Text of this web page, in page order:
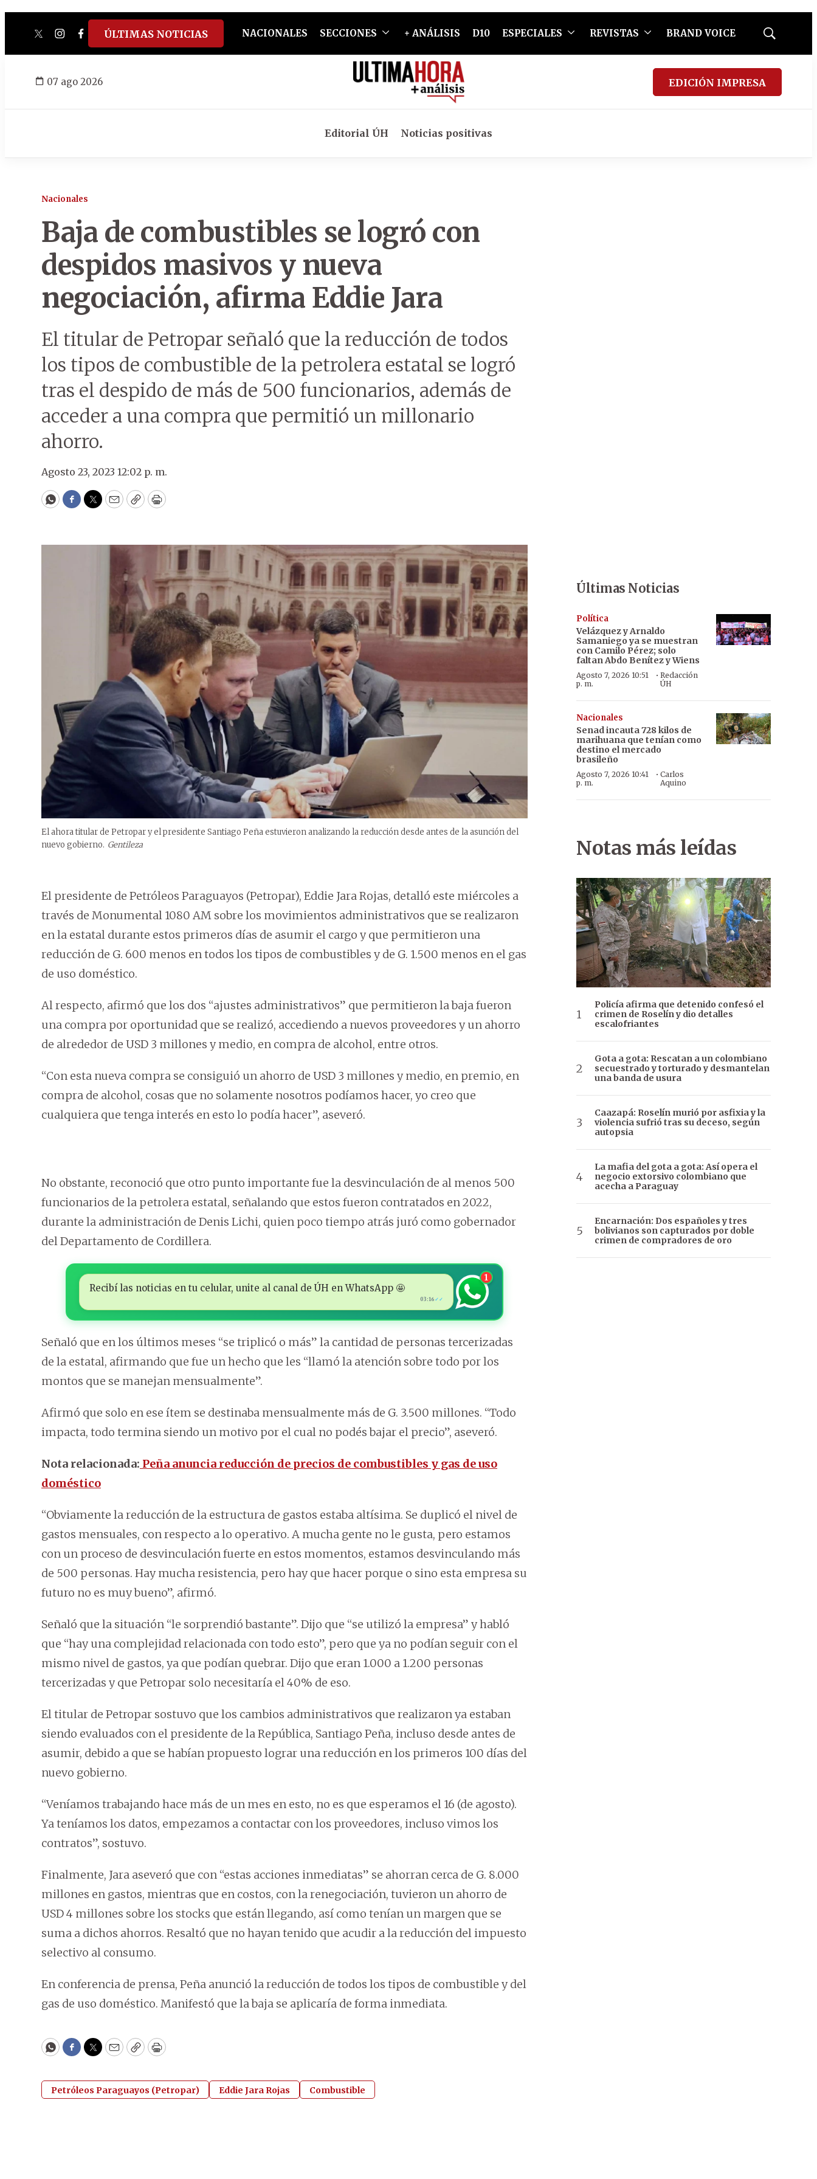
twitterinstagram
facebook
tiktokyoutube
spotify
ÚLTIMAS NOTICIAS NACIONALES SECCIONES + ANÁLISIS D10 ESPECIALES REVISTAS BRAND VOICE
Mostrar
07 ago 2026 EDICIÓN IMPRESA
Editorial ÚH Noticias positivas
Nacionales
Baja de combustibles se logró con
despidos masivos y nueva
negociación, afirma Eddie Jara
El titular de Petropar señaló que la reducción de todos
los tipos de combustible de la petrolera estatal se logró
tras el despido de más de 500 funcionarios, además de
acceder a una compra que permitió un millonario
ahorro.
Agosto 23, 2023 12:02 p. m.
WhatsApp
Facebook
Twitter
EmailCopyPrint
El ahora titular de Petropar y el presidente Santiago Peña estuvieron analizando la reducción desde antes de la asunción del
nuevo gobierno. Gentileza
El presidente de Petróleos Paraguayos (Petropar), Eddie Jara Rojas, detalló este miércoles a
través de Monumental 1080 AM sobre los movimientos administrativos que se realizaron
en la estatal durante estos primeros días de asumir el cargo y que permitieron una
reducción de G. 600 menos en todos los tipos de combustibles y de G. 1.500 menos en el gas
de uso doméstico.
Al respecto, afirmó que los dos “ajustes administrativos” que permitieron la baja fueron
una compra por oportunidad que se realizó, accediendo a nuevos proveedores y un ahorro
de alrededor de USD 3 millones y medio, en compra de alcohol, entre otros.
“Con esta nueva compra se consiguió un ahorro de USD 3 millones y medio, en premio, en
compra de alcohol, cosas que no solamente nosotros podíamos hacer, yo creo que
cualquiera que tenga interés en esto lo podía hacer”, aseveró.
No obstante, reconoció que otro punto importante fue la desvinculación de al menos 500
funcionarios de la petrolera estatal, señalando que estos fueron contratados en 2022,
durante la administración de Denis Lichi, quien poco tiempo atrás juró como gobernador
del Departamento de Cordillera.
Recibí las noticias en tu celular, unite al canal de ÚH en WhatsApp 🤩
03:16 ✓✓
1
Señaló que en los últimos meses “se triplicó o más” la cantidad de personas tercerizadas
de la estatal, afirmando que fue un hecho que les “llamó la atención sobre todo por los
montos que se manejan mensualmente”.
Afirmó que solo en ese ítem se destinaba mensualmente más de G. 3.500 millones. “Todo
impacta, todo termina siendo un motivo por el cual no podés bajar el precio”, aseveró.
Nota relacionada: Peña anuncia reducción de precios de combustibles y gas de uso
doméstico
“Obviamente la reducción de la estructura de gastos estaba altísima. Se duplicó el nivel de
gastos mensuales, con respecto a lo operativo. A mucha gente no le gusta, pero estamos
con un proceso de desvinculación fuerte en estos momentos, estamos desvinculando más
de 500 personas. Hay mucha resistencia, pero hay que hacer porque o sino esta empresa su
futuro no es muy bueno”, afirmó.
Señaló que la situación “le sorprendió bastante”. Dijo que “se utilizó la empresa” y habló
que “hay una complejidad relacionada con todo esto”, pero que ya no podían seguir con el
mismo nivel de gastos, ya que podían quebrar. Dijo que eran 1.000 a 1.200 personas
tercerizadas y que Petropar solo necesitaría el 40% de eso.
El titular de Petropar sostuvo que los cambios administrativos que realizaron ya estaban
siendo evaluados con el presidente de la República, Santiago Peña, incluso desde antes de
asumir, debido a que se habían propuesto lograr una reducción en los primeros 100 días del
nuevo gobierno.
“Veníamos trabajando hace más de un mes en esto, no es que esperamos el 16 (de agosto).
Ya teníamos los datos, empezamos a contactar con los proveedores, incluso vimos los
contratos”, sostuvo.
Finalmente, Jara aseveró que con “estas acciones inmediatas” se ahorran cerca de G. 8.000
millones en gastos, mientras que en costos, con la renegociación, tuvieron un ahorro de
USD 4 millones sobre los stocks que están llegando, así como tenían un margen que se
suma a dichos ahorros. Resaltó que no hayan tenido que acudir a la reducción del impuesto
selectivo al consumo.
En conferencia de prensa, Peña anunció la reducción de todos los tipos de combustible y del
gas de uso doméstico. Manifestó que la baja se aplicaría de forma inmediata.
WhatsApp
Facebook
Twitter
EmailCopyPrint
Petróleos Paraguayos (Petropar) Eddie Jara Rojas Combustible
Últimas Noticias
Política
Velázquez y Arnaldo
Samaniego ya se muestran
con Camilo Pérez; solo
faltan Abdo Benítez y Wiens
Agosto 7, 2026 10:51
p. m.
·Redacción
ÚH
Nacionales
Senad incauta 728 kilos de
marihuana que tenían como
destino el mercado
brasileño
Agosto 7, 2026 10:41
p. m.
· Carlos
Aquino
Notas más leídas
Policía afirma que detenido confesó el
crimen de Roselín y dio detalles
escalofriantes
Gota a gota: Rescatan a un colombiano
secuestrado y torturado y desmantelan
una banda de usura
Caazapá: Roselín murió por asfixia y la
violencia sufrió tras su deceso, según
autopsia
La mafia del gota a gota: Así opera el
negocio extorsivo colombiano que
acecha a Paraguay
Encarnación: Dos españoles y tres
bolivianos son capturados por doble
crimen de compradores de oro